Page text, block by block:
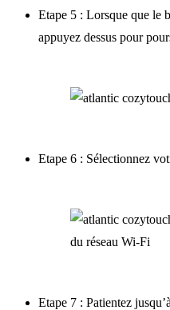
Etape 5 : Lorsque que le
appuyez dessus pour
Etape 6 : Sélectionnez
Etape 7 : Patientez